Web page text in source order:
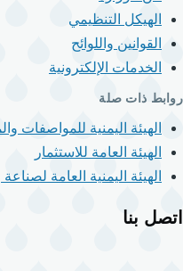
الهيكل التنظيمي
القوانين واللوائح
الخدمات الإلكترونية
روابط ذات صلة
الهيئة اليمنية للمواصفات
الهيئة العامة للاستثمار
الهيئة اليمنية العامة
اتصل بنا